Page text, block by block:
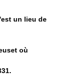
un lieu de
où